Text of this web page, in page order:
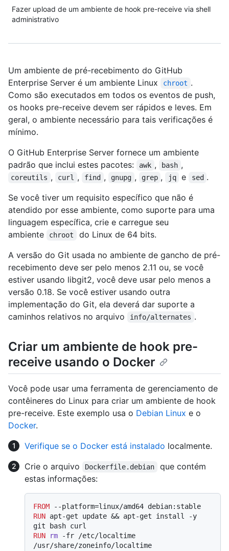
Fazer upload de um ambiente de hook pre-receive via shell
administrativo
Um ambiente de pré-recebimento do GitHub
Enterprise Server é um ambiente Linux
chroot .
Como são executados em todos os eventos de push,
os hooks pre-receive devem ser rápidos e leves. Em
geral, o ambiente necessário para tais verificações é
mínimo.
O GitHub Enterprise Server fornece um ambiente
padrão que inclui estes pacotes:
awk , bash ,
coreutils , curl , find , gnupg , grep , jq e sed .
Se você tiver um requisito específico que não é
atendido por esse ambiente, como suporte para uma
linguagem específica, crie e carregue seu
ambiente
chroot
do Linux de 64 bits.
A versão do Git usada no ambiente de gancho de pré-
recebimento deve ser pelo menos 2.11 ou, se você
estiver usando libgit2, você deve usar pelo menos a
versão 0.18. Se você estiver usando outra
implementação do Git, ela deverá dar suporte a
caminhos relativos no arquivo
info/alternates .
Criar um ambiente de hook pre-
receive usando o Docker
Você pode usar uma ferramenta de gerenciamento de
contêineres do Linux para criar um ambiente de hook
pre-receive. Este exemplo usa o Debian Linux e o
Docker.
Verifique se o Docker está instalado localmente.
Crie o arquivo
Dockerfile.debian
que contém
estas informações:
FROM
RUN apt-get update && apt-get install -y
git bash curl
RUN
rm -fr /etc/localtime
/usr/share/zoneinfo/localtime